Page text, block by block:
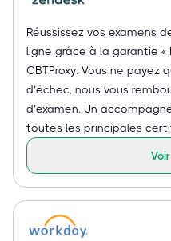
Réussissez vos examens
ligne grâce à la garantie «
CBTProxy. Vous ne payez
d’échec, nous vous
d’examen. Un
toutes les principales